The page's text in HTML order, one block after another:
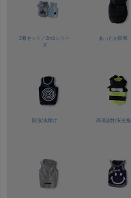
2着セット／2in1シリー
ズ
あったか防寒
防虫/虫除け 高視認性/安全服